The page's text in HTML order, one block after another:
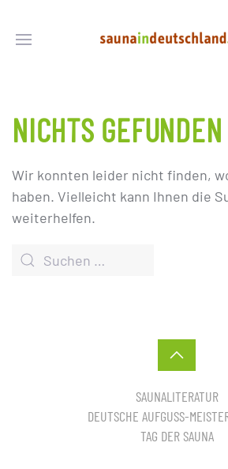
NICHTS GEFUNDEN
Wir konnten leider nicht finden,
haben. Vielleicht kann Ihnen die
weiterhelfen.
SAUNALITERATUR
DEUTSCHE AUFGUSS-
TAG DER SAUNA